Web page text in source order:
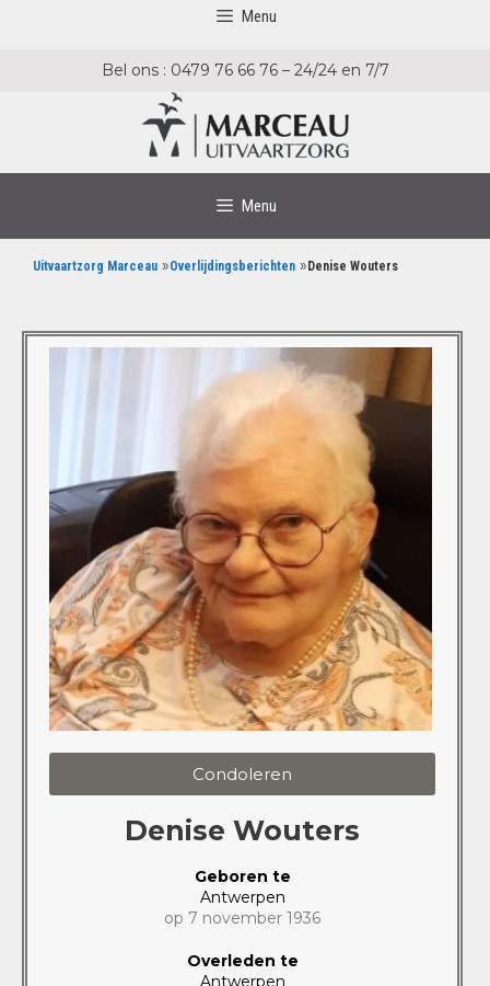
Menu
Bel ons : 0479 76 66 76 – 24/24 en 7/7
Menu
Uitvaartzorg Marceau »Overlijdingsberichten »Denise Wouters
Condoleren
Denise Wouters
Geboren te
Antwerpen
op 7 november 1936
Overleden te
Antwerpen